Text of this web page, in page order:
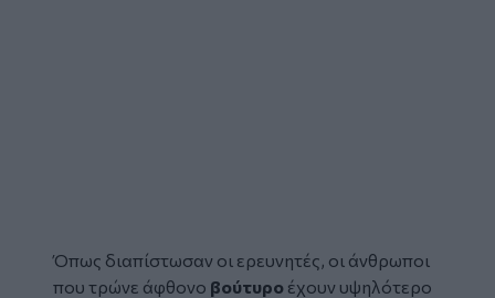
Όπως διαπίστωσαν οι ερευνητές, οι άνθρωποι
που τρώνε άφθονο βούτυρο έχουν υψηλότερο